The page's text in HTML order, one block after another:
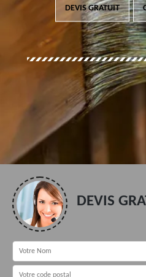
DEVIS GRATUIT
DEVIS